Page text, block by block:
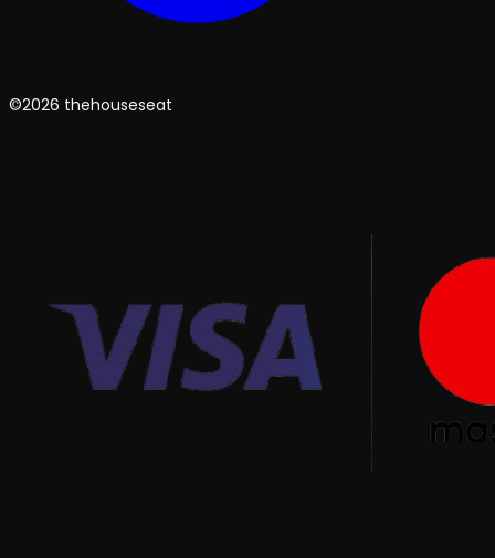
©2026 thehouseseat